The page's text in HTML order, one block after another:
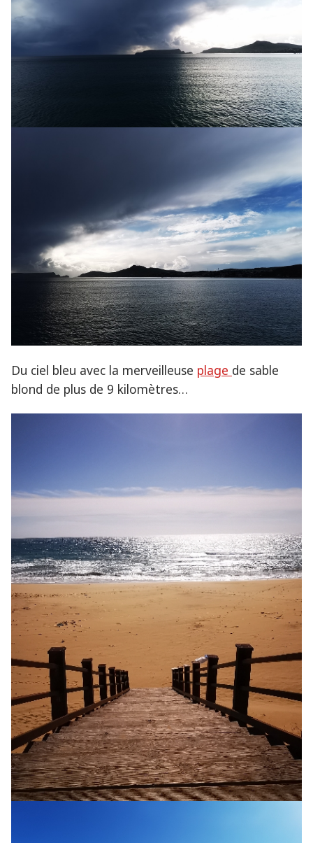
Du ciel bleu avec la merveilleuse plage de sable
blond de plus de 9 kilomètres…